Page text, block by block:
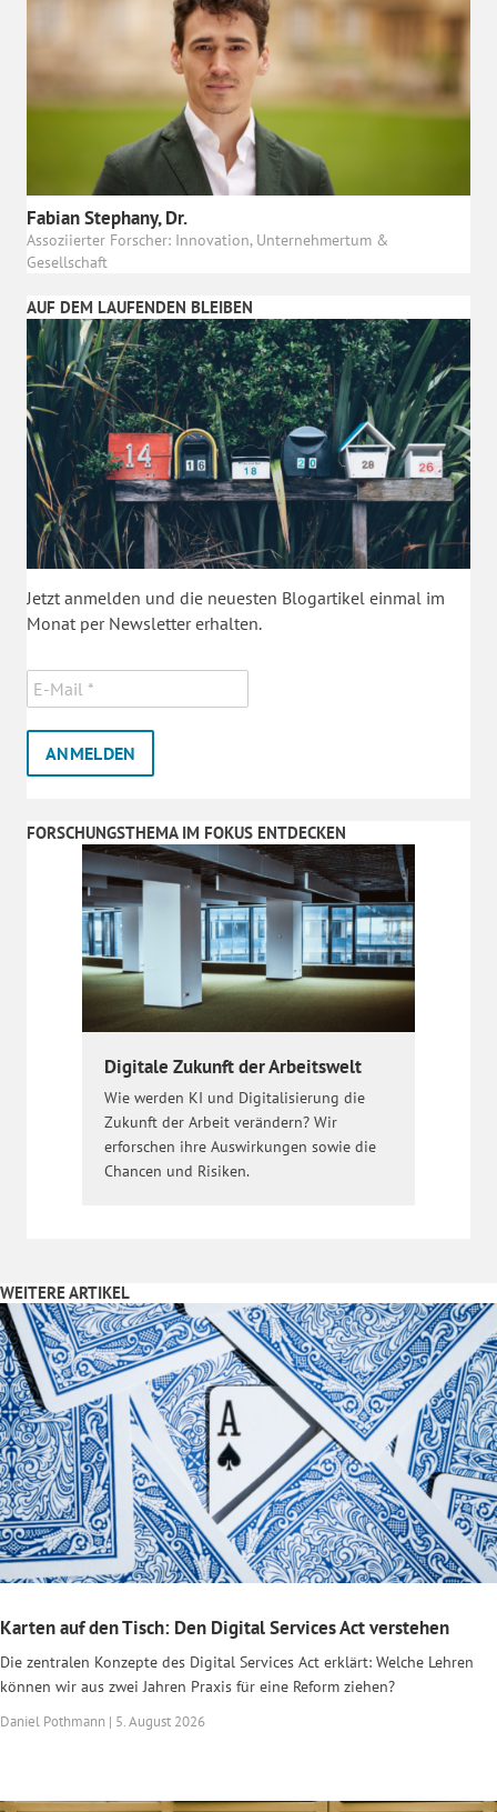
Fabian Stephany, Dr.
Assoziierter Forscher: Innovation, Unternehmertum &
Gesellschaft
AUF DEM LAUFENDEN BLEIBEN
Jetzt anmelden und die neuesten Blogartikel einmal im
Monat per Newsletter erhalten.
FORSCHUNGSTHEMA IM FOKUS ENTDECKEN
Digitale Zukunft der Arbeitswelt
Wie werden KI und Digitalisierung die
Zukunft der Arbeit verändern? Wir
erforschen ihre Auswirkungen sowie die
Chancen und Risiken.
WEITERE ARTIKEL
Karten auf den Tisch: Den Digital Services Act verstehen
Die zentralen Konzepte des Digital Services Act erklärt: Welche Lehren
können wir aus zwei Jahren Praxis für eine Reform ziehen?
Daniel Pothmann | 5. August 2026